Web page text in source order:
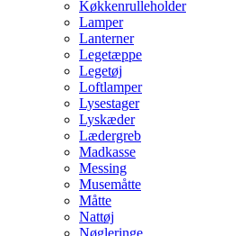
Køkkenrulleholder
Lamper
Lanterner
Legetæppe
Legetøj
Loftlamper
Lysestager
Lyskæder
Lædergreb
Madkasse
Messing
Musemåtte
Måtte
Nattøj
Nøgleringe